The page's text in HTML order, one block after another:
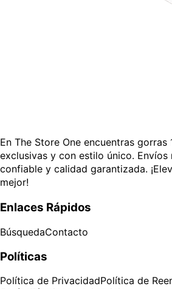
En The Store One encuentras gorras
exclusivas y con estilo único. Envíos
confiable y calidad garantizada.
mejor!
Enlaces Rápidos
BúsquedaContacto
Políticas
Política de PrivacidadPolítica de